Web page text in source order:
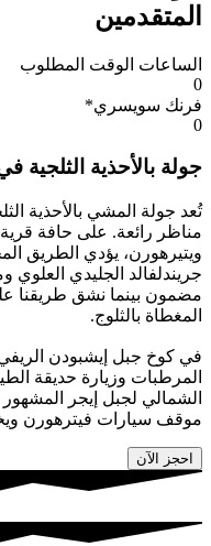
المتقدمين
الساعات الوقت المطلوب
0
فرنك سويسري*
0
جولة بالأحذية الثلجية
تُعد جولة المشي بالأحذية
مناظر رائعة. على حافة قرية
ويتيرهورن، يؤدي الطريق
جريندلفالد الجليدي العلوي
مضمون بينما نشق طريقنا
المغطاة بالثلوج.
في كوخ جبل إيشبودن
المرطبات وزيارة حديقة
الشمالي لجبل إيجر
موقف سيارات فيترهورن
احجز الآن